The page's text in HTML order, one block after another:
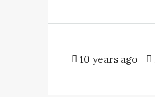
10 years ago